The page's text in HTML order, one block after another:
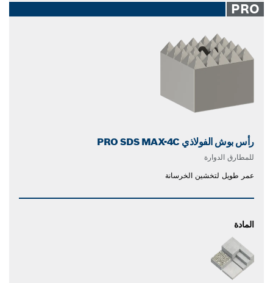
PRO
رأس بوش الفولاذي PRO SDS MAX-4C
للمطارق الدوارة
عمر طويل لتخشين الخرسانة
المادة